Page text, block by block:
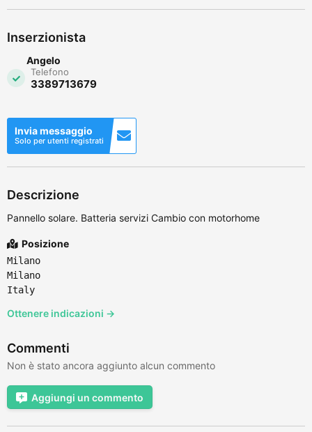
Inserzionista
Angelo
Telefono
3389713679
Invia messaggio
Solo per utenti registrati
Descrizione
Pannello solare. Batteria servizi Cambio con motorhome
Posizione
Milano
Milano
Italy
Ottenere indicazioni →
Commenti
Non è stato ancora aggiunto alcun commento
Aggiungi un commento